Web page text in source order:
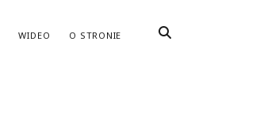
WIDEO O STRONIE